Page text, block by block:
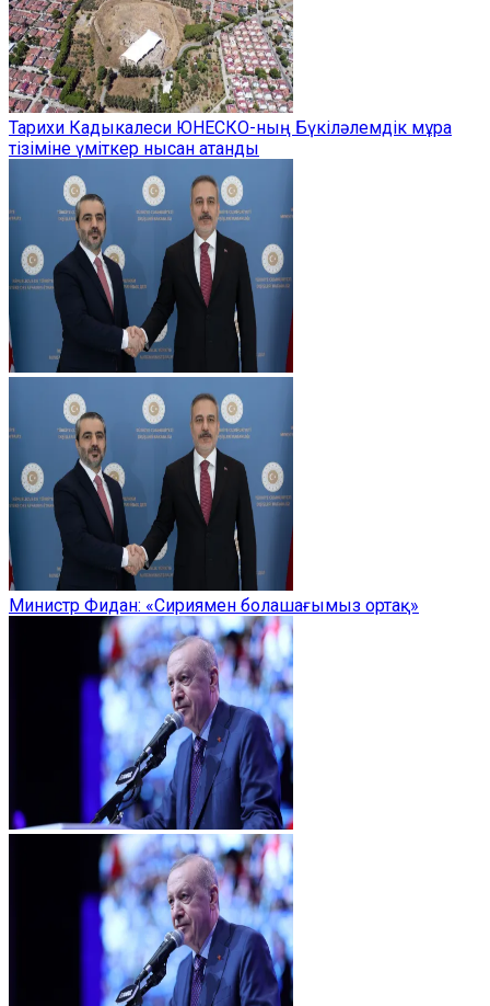
Тарихи Кадыкалеси ЮНЕСКО-ның Бүкіләлемдік мұра
тізіміне үміткер нысан атанды
Министр Фидан: «Сириямен болашағымыз ортақ»